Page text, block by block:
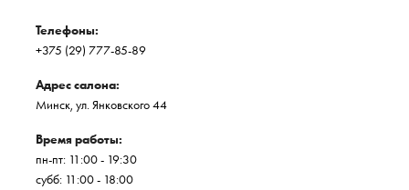
Телефоны:
+375 (29) 777-85-89
Адрес салона:
Минск, ул. Янковского 44
Время работы:
пн-пт: 11:00 - 19:30
субб: 11:00 - 18:00